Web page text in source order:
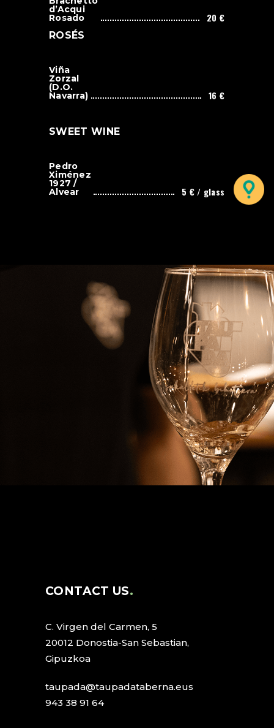
d’Acqui
Rosado 20 €
ROSÉS
Viña
Zorzal
(D.O.
Navarra) 16 €
SWEET WINE
Pedro
Ximénez
1927 /
Alvear 5 € / glass
CONTACT US
C. Virgen del Carmen, 5
20012 Donostia-San Sebastian,
Gipuzkoa
taupada@taupadataberna.eus
943 38 91 64